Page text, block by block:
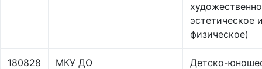
эстетическое
физическое)
180828
МКУ ДО
Детско-